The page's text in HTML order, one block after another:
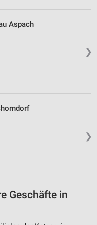
❯
Aspach
❯
Geschäfte in